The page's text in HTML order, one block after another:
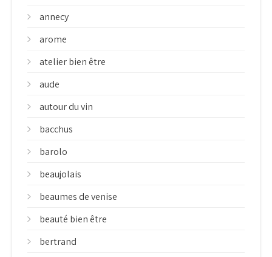
annecy
arome
atelier bien être
aude
autour du vin
bacchus
barolo
beaujolais
beaumes de venise
beauté bien être
bertrand